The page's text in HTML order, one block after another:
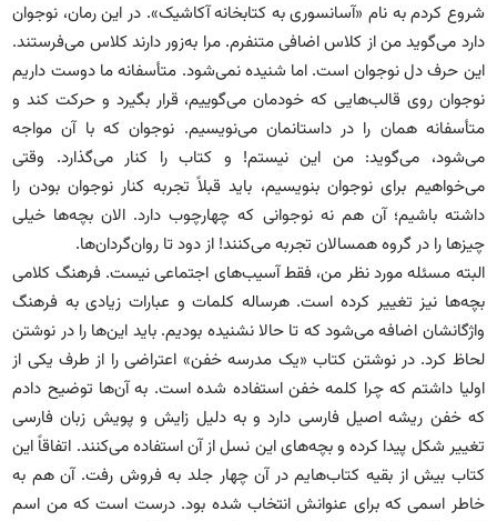
شروع کردم به نام «آسانسوری به کتابخانه آکاشیک». در این رمان، نوجوان
دارد می‌گوید من از کلاس اضافی متنفرم. مرا به‌زور دارند کلاس می‌فرستند.
این حرف دل نوجوان است. اما شنیده نمی‌شود. متأسفانه ما دوست داریم
نوجوان روی قالب‌هایی که خودمان می‌گوییم، قرار بگیرد و حرکت کند و
متأسفانه همان را در داستانمان می‌نویسیم. نوجوان که با آن مواجه
می‌شود، می‌گوید: من این نیستم! و کتاب را کنار می‌گذارد. وقتی
می‌خواهیم برای نوجوان بنویسیم، باید قبلاً تجربه کنار نوجوان بودن را
داشته باشیم؛ آن هم نه نوجوانی که چهارچوب دارد. الان بچه‌ها خیلی
چیزها را در گروه همسالان تجربه می‌کنند! از دود تا روان‌گردان‌ها.
البته مسئله مورد نظر من، فقط آسیب‌های اجتماعی نیست. فرهنگ کلامی
بچه‌ها نیز تغییر کرده است. هرساله کلمات و عبارات زیادی به فرهنگ
واژگانشان اضافه می‌شود که تا حالا نشنیده بودیم. باید این‌ها را در نوشتن
لحاظ کرد. در نوشتن کتاب «یک مدرسه خفن» اعتراضی را از طرف یکی از
اولیا داشتم که چرا کلمه خفن استفاده شده است. به آن‌ها توضیح دادم
که خفن ریشه اصیل فارسی دارد و به دلیل زایش و پویش زبان فارسی
تغییر شکل پیدا کرده و بچه‌های این نسل از آن استفاده می‌کنند. اتفاقاً این
کتاب بیش از بقیه کتاب‌هایم در آن چهار جلد به فروش رفت. آن هم به
خاطر اسمی که برای عنوانش انتخاب شده بود. درست است که من اسم